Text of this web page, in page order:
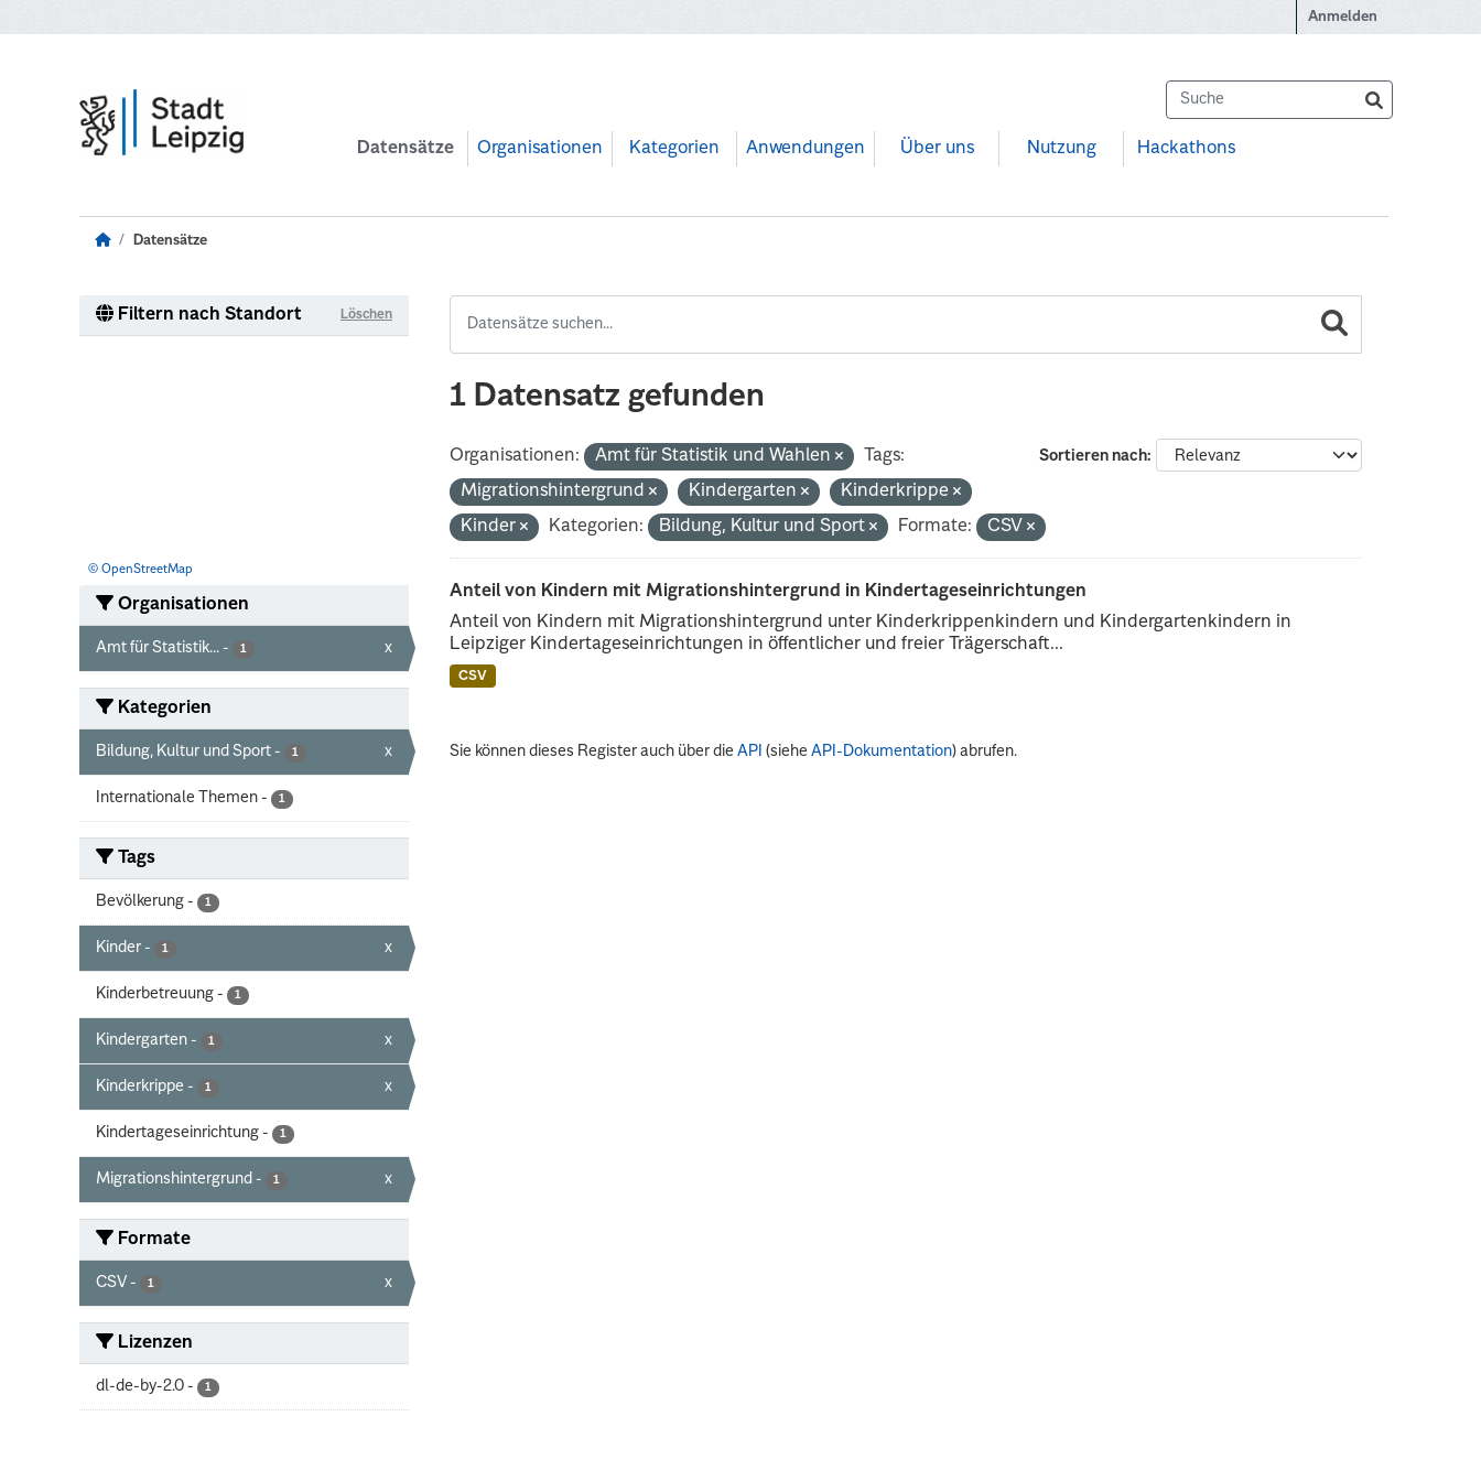
Anmelden
Datensätze Organisationen Kategorien Anwendungen Über uns Nutzung Hackathons
Datensätze
Filtern nach Standort Löschen
© OpenStreetMap
Organisationen
Amt für Statistik... - 1 x
Kategorien
Bildung, Kultur und Sport - 1 x
Internationale Themen - 1
Tags
Bevölkerung - 1
Kinder - 1 x
Kinderbetreuung - 1
Kindergarten - 1 x
Kinderkrippe - 1 x
Kindertageseinrichtung - 1
Migrationshintergrund - 1 x
Formate
CSV - 1 x
Lizenzen
dl-de-by-2.0 - 1
1 Datensatz gefunden
Sortieren nach
Organisationen: Amt für Statistik und Wahlen
Tags:
Migrationshintergrund
Kindergarten
Kinderkrippe
Kinder
Kategorien: Bildung, Kultur und Sport Formate: CSV
Anteil von Kindern mit Migrationshintergrund in Kindertageseinrichtungen
Anteil von Kindern mit Migrationshintergrund unter Kinderkrippenkindern und Kindergartenkindern in
Leipziger Kindertageseinrichtungen in öffentlicher und freier Trägerschaft...
CSV
Sie können dieses Register auch über dieAPI (sieheAPI-Dokumentation) abrufen.